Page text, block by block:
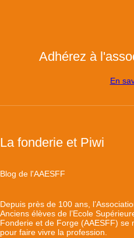
Adhérez à
En
La fonderie et Piwi
Blog de l'AAESFF
Depuis près de 100 ans,
Anciens élèves de l’Ecole
Fonderie et de Forge (AAESFF) se
pour faire vivre la profession.